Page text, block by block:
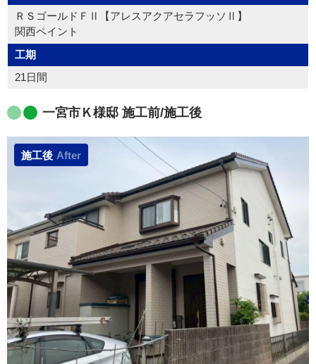
ＲＳゴールドＦⅡ【アレスアクアセラフッソⅡ】
関西ペイント
工期
21日間
一宮市Ｋ様邸 施工前/施工後
施工後 After